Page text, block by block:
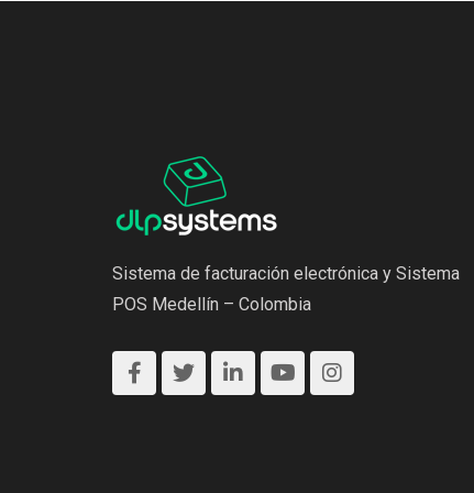
Sistema de facturación electrónica y Sistema
POS Medellín – Colombia